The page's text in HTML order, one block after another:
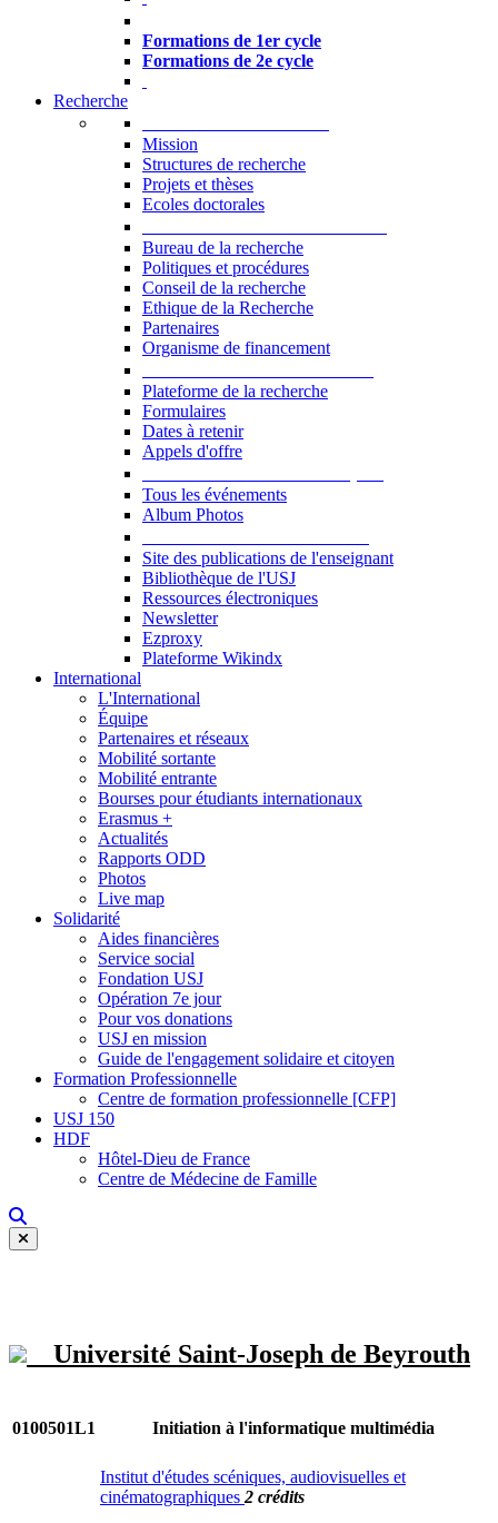
Formations de 1er cycle
Formations de 2e cycle
Recherche
Mission
Structures de recherche
Projets et thèses
Ecoles doctorales
Bureau de la recherche
Politiques et procédures
Conseil de la recherche
Ethique de la Recherche
Partenaires
Organisme de financement
Plateforme de la recherche
Formulaires
Dates à retenir
Appels d'offre
Tous les événements
Album Photos
Site des publications de l'enseignant
Bibliothèque de l'USJ
Ressources électroniques
Newsletter
Ezproxy
Plateforme Wikindx
International
L'International
Équipe
Partenaires et réseaux
Mobilité sortante
Mobilité entrante
Bourses pour étudiants internationaux
Erasmus +
Actualités
Rapports ODD
Photos
Live map
Solidarité
Aides financières
Service social
Fondation USJ
Opération 7e jour
Pour vos donations
USJ en mission
Guide de l'engagement solidaire et citoyen
Formation Professionnelle
Centre de formation professionnelle [CFP]
USJ 150
HDF
Hôtel-Dieu de France
Centre de Médecine de Famille
Université Saint-Joseph de Beyrouth
0100501L1 Initiation à l'informatique multimédia
Institut d'études scéniques, audiovisuelles et
cinématographiques 2 crédits